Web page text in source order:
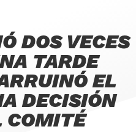
DOS VECES
TARDE
EL
DECISIÓN
COMITÉ